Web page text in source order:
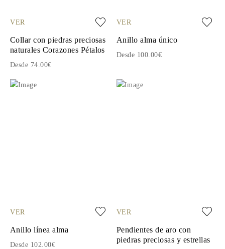
VER
Collar con piedras preciosas
naturales Corazones Pétalos
Desde 74.00€
VER
Anillo alma único
Desde 100.00€
VER
Anillo línea alma
Desde 102.00€
VER
Pendientes de aro con
piedras preciosas y estrellas